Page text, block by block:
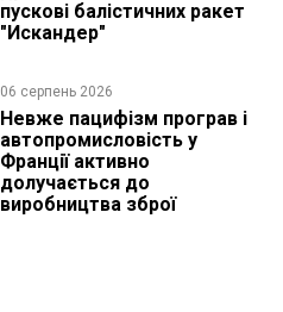
пускові балістичних ракет
"Искандер"
06 серпень 2026
Невже пацифізм програв і
автопромисловість у
Франції активно
долучається до
виробництва зброї